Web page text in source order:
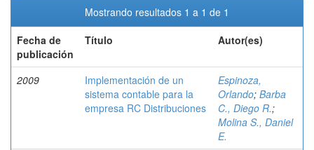
Mostrando resultados 1 a 1 de 1
Fecha de
publicación
Título Autor(es)
2009
Implementación de un
sistema contable para la
empresa RC Distribuciones
Espinoza,
Orlando; Barba
C., Diego R.;
Molina S., Daniel
E.